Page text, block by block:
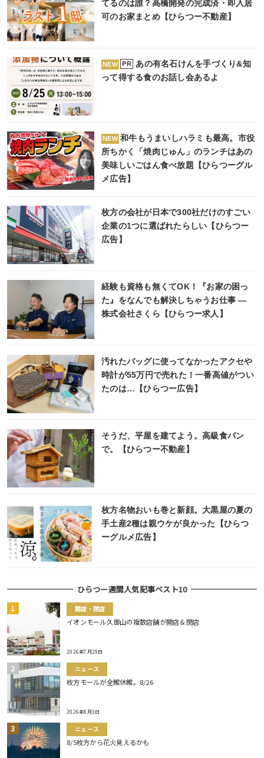
てるのは誰？高橋開発の完成済・即入居
可のお家まとめ【ひらつー不動産】
NEW PR
あの有名石けんを手づくり&知
って得する食のお話し会あるよ
NEW 和牛もうまいしハラミも最高。市役
所ちかく「焼肉じゅん」のランチはあの
美味しいごはん食べ放題【ひらつーグル
メ広告】
枚方の会社が日本で300社だけのすごい
企業の1つに選ばれたらしい【ひらつー
広告】
経験も資格も無くてOK！『お家の困っ
た』をなんでも解決しちゃうお仕事 ―
株式会社さくら【ひらつー求人】
汚れたバッグに使ってなかったアクセや
時計が55万円で売れた！一番高値がつい
たのは…【ひらつー広告】
そうだ、平屋を建てよう。高級食パン
で。【ひらつー不動産】
枚方名物おいも巻と新顔。大黒屋の夏の
手土産2種は親ウケが良かった【ひらつ
ーグルメ広告】
ひらつー週間人気記事ベスト10
開店・閉店
イオンモール久御山の複数店舗が開店＆閉店
2026年7月29日
ニュース
枚方モールが全館休館。8/26
2026年8月3日
ニュース
8/5枚方から花火見えるかも